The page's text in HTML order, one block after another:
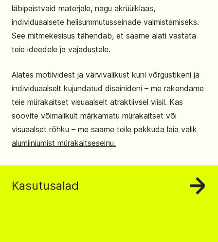
läbipaistvaid materjale, nagu akrüülklaas,
individuaalsete helisummutusseinade valmistamiseks.
See mitmekesisus tähendab, et saame alati vastata
teie ideedele ja vajadustele.
Alates motiividest ja värvivalikust kuni võrgustikeni ja
individuaalselt kujundatud disainideni – me rakendame
teie mürakaitset visuaalselt atraktiivsel viisil. Kas
soovite võimalikult märkamatu mürakaitset või
visuaalset rõhku – me saame teile pakkuda laia valik
alumiiniumist mürakaitseseinu.
Kasutusalad